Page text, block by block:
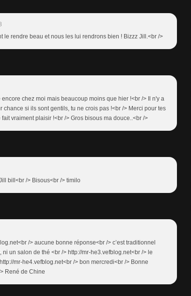
le rendre beau et nous les lui rendrons bien ! Bizzz Jill.<br />
chez moi mais beaucoup moins que hier !<br /> Il n'y a
chance si ils sont gentils, tu ne crois pas !<br /> Merci pour tes
vraiment plaisir !<br /> Gros bisous ma douce..<br />
bill<br /> Bisous<br /> timilo
/> aucune bonne réponse<br /> c’est traditionnel
un salon de thé <br /> http://mr-he3.vefblog.net<br /> le
mr-he4.vefblog.net<br /> bon mercredi<br /> Bonne
René de Chine